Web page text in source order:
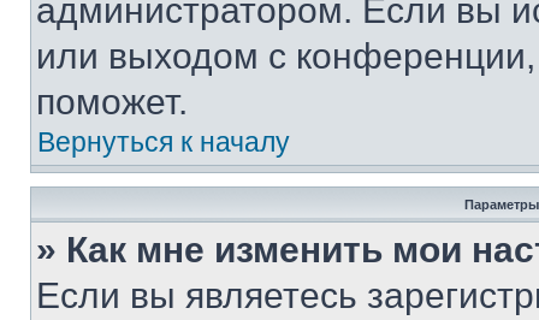
администратором. Если вы
или выходом с
поможет.
Вернуться к началу
Параметры
» Как мне изменить мои
Если вы являетесь